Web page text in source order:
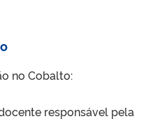
no Cobalto:
responsável pela